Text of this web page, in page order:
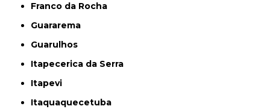
Franco da Rocha
Guararema
Guarulhos
Itapecerica da Serra
Itapevi
Itaquaquecetuba